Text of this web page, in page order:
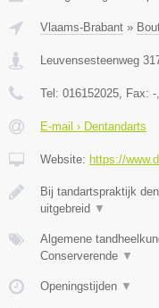
Vlaams-Brabant »
Leuvensesteenweg
Tel: 016152025, Fax: -
E-mail › Dentandarts
Website: https://
Bij tandartspraktijk
uitgebreid ▼
Algemene
Conserverende ▼
Openingstijden ▼